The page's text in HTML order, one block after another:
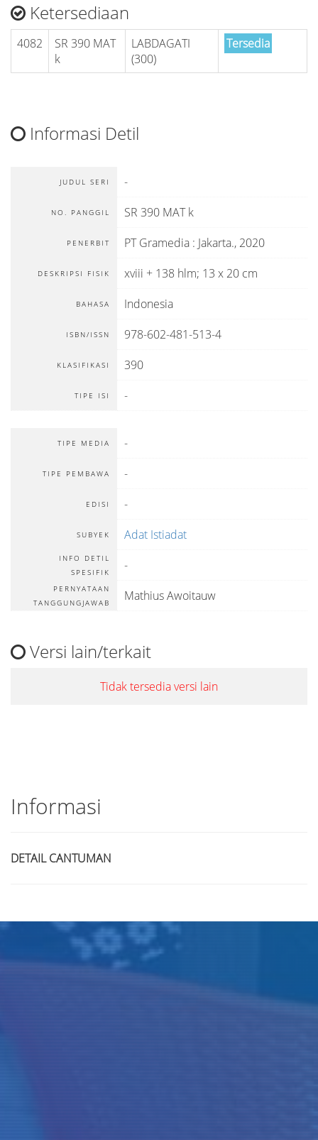
Ketersediaan
4082
SR 390 MAT
k
LABDAGATI
(300)
Tersedia
Informasi Detil
JUDUL SERI -
NO. PANGGIL SR 390 MAT k
PENERBIT PT Gramedia : Jakarta., 2020
DESKRIPSI FISIK xviii + 138 hlm; 13 x 20 cm
BAHASA Indonesia
ISBN/ISSN 978-602-481-513-4
KLASIFIKASI 390
TIPE ISI -
TIPE MEDIA -
TIPE PEMBAWA -
EDISI -
SUBYEK Adat Istiadat
INFO DETIL
SPESIFIK
-
PERNYATAAN
TANGGUNGJAWAB
Mathius Awoitauw
Versi lain/terkait
Tidak tersedia versi lain
Informasi
DETAIL CANTUMAN
Judul
Pengarang
Subyek
ISBN/ISSN
Tipe Koleksi